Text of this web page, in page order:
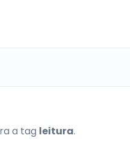
a tag leitura.